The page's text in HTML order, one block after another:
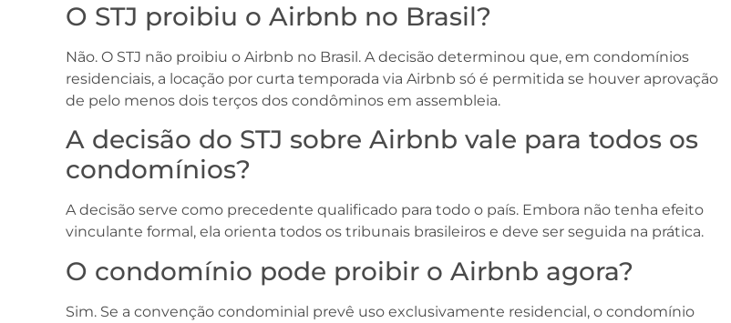
O STJ proibiu o Airbnb no Brasil?
Não. O STJ não proibiu o Airbnb no Brasil. A decisão determinou que, em condomínios
residenciais, a locação por curta temporada via Airbnb só é permitida se houver aprovação
de pelo menos dois terços dos condôminos em assembleia.
A decisão do STJ sobre Airbnb vale para todos os
condomínios?
A decisão serve como precedente qualificado para todo o país. Embora não tenha efeito
vinculante formal, ela orienta todos os tribunais brasileiros e deve ser seguida na prática.
O condomínio pode proibir o Airbnb agora?
Sim. Se a convenção condominial prevê uso exclusivamente residencial, o condomínio